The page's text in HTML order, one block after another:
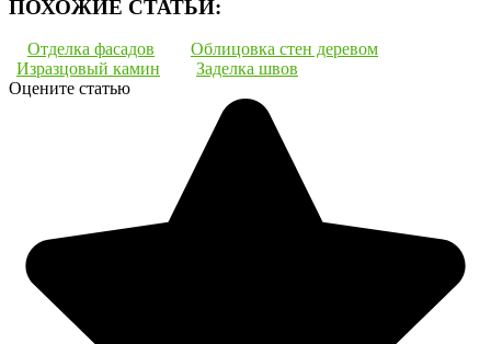
ПОХОЖИЕ СТАТЬИ:
Отделка фасадов
Облицовка стен деревом
Изразцовый камин
Заделка швов
Оцените статью